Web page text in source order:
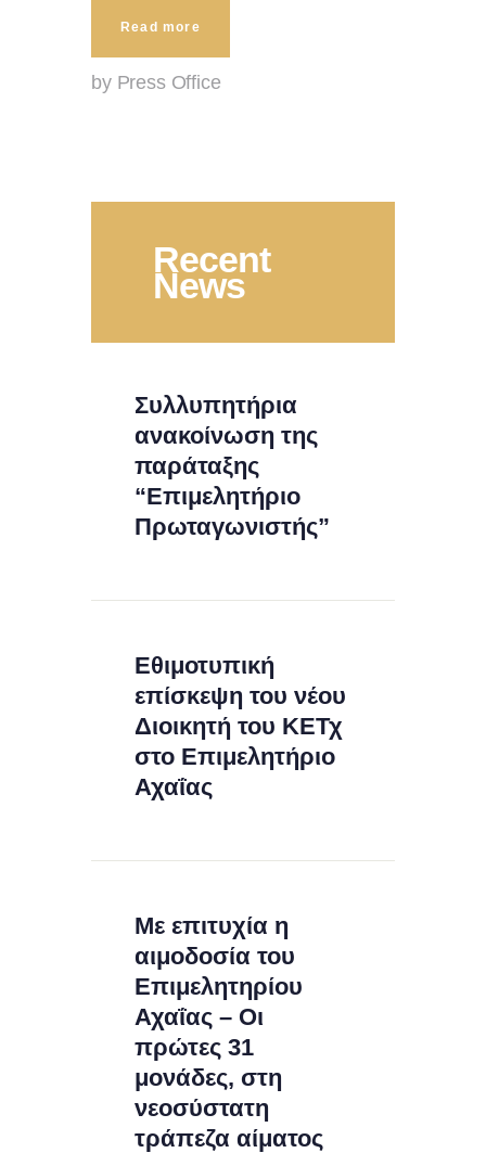
Read more
by Press Office
Recent
News
Συλλυπητήρια
ανακοίνωση της
παράταξης
“Επιμελητήριο
Πρωταγωνιστής”
Εθιμοτυπική
επίσκεψη του νέου
Διοικητή του ΚΕΤχ
στο Επιμελητήριο
Αχαΐας
Με επιτυχία η
αιμοδοσία του
Επιμελητηρίου
Αχαΐας – Οι
πρώτες 31
μονάδες, στη
νεοσύστατη
τράπεζα αίματος